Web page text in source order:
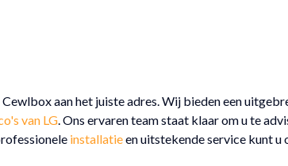
aan het juiste adres. Wij bieden een
van LG. Ons ervaren team staat klaar om u te
installatieen uitstekende service kunt u